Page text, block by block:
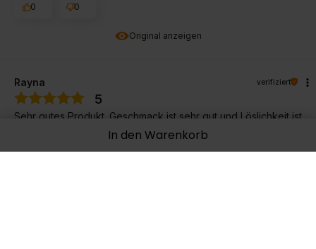
In den Warenkorb
Original anzeigen
0
0
Rayna verifiziert
5
Sehr gutes Produkt. Geschmack ist sehr gut und Löslichkeit ist